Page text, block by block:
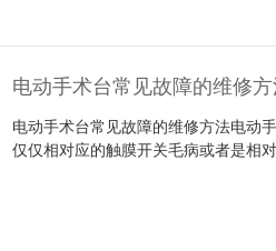
电动手术台常见故障的维修
电动手术台常见故障的维修方法电动
仅仅相对应的触膜开关毛病或者是相